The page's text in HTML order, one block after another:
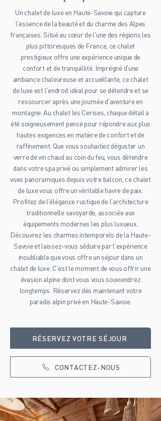
Un chalet de luxe en Haute-Savoie qui capture
l'essence de la beauté et du charme des Alpes
françaises. Situé au cœur de l'une des régions les
plus pittoresques de France, ce chalet
prestigieux offre une expérience unique de
confort et de tranquillité. Imprégné d'une
ambiance chaleureuse et accueillante, ce chalet
de luxe est l'endroit idéal pour se détendre et se
ressourcer après une journée d'aventure en
montagne. Au chalet les Cerises, chaque détail a
été soigneusement pensé pour répondre aux plus
hautes exigences en matière de confort et de
raffinement.​ Que vous souhaitiez déguster un
verre de vin chaud au coin du feu, vous détendre
dans votre spa privé ou simplement admirer les
vues panoramiques depuis votre balcon, ce chalet
de luxe vous offre un véritable havre de paix.
Profitez de l'élégance rustique de l'architecture
traditionnelle savoyarde, associée aux
équipements modernes les plus luxueux.​
Découvrez les charmes intemporels de la Haute-
Savoie et laissez-vous séduire par l'expérience
inoubliable que vous offre un séjour dans un
chalet de luxe. C'est le moment de vous offrir une
évasion alpine dont vous vous souviendrez
longtemps. Réservez dès maintenant votre
paradis alpin privé en Haute-Savoie.
RÉSERVEZ VOTRE SÉJOUR
CONTACTEZ-NOUS